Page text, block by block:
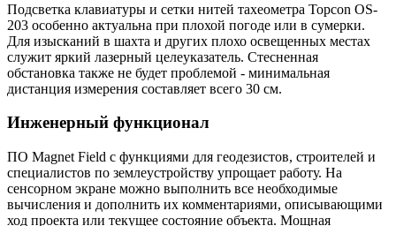
Подсветка клавиатуры и сетки нитей тахеометра Topcon OS-
203 особенно актуальна при плохой погоде или в сумерки.
Для изысканий в шахта и других плохо освещенных местах
служит яркий лазерный целеуказатель. Стесненная
обстановка также не будет проблемой - минимальная
дистанция измерения составляет всего 30 см.
Инженерный функционал
ПО Magnet Field с функциями для геодезистов, строителей и
специалистов по землеустройству упрощает работу. На
сенсорном экране можно выполнить все необходимые
вычисления и дополнить их комментариями, описывающими
ход проекта или текущее состояние объекта. Мощная